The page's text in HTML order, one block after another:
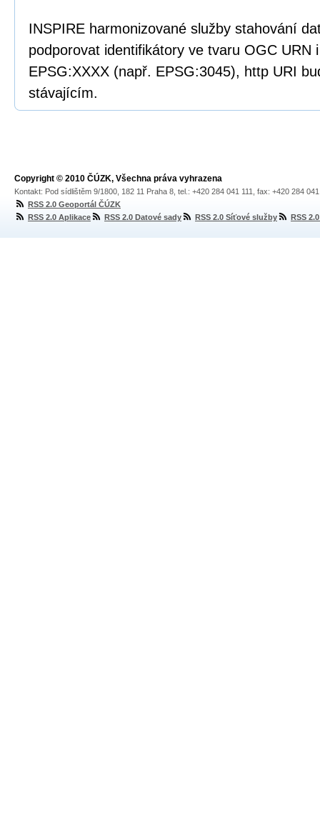
INSPIRE harmonizované služby stahování
podporovat identifikátory ve tvaru OGC URN
EPSG:XXXX (např. EPSG:3045), http URI
stávajícím.
Copyright © 2010 ČÚZK, Všechna práva vyhrazena
Kontakt: Pod sídlištěm 9/1800, 182 11 Praha 8, tel.: +420 284 041 111, fax: +420 284
RSS 2.0 Geoportál ČÚZK
RSS 2.0 Aplikace
RSS 2.0 Datové sady RSS 2.0 Síťové služby RSS